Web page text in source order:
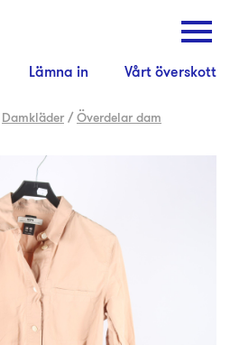
Lämna in Vårt överskott
Damkläder /Överdelar dam